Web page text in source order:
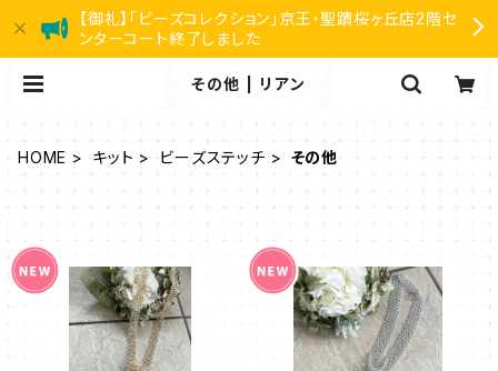
【御礼】「ビーズコレクション」京王・聖蹟桜ヶ丘店2階セ
ンターコート終了しました
その他 | リアン
HOME キット ビーズステッチ その他